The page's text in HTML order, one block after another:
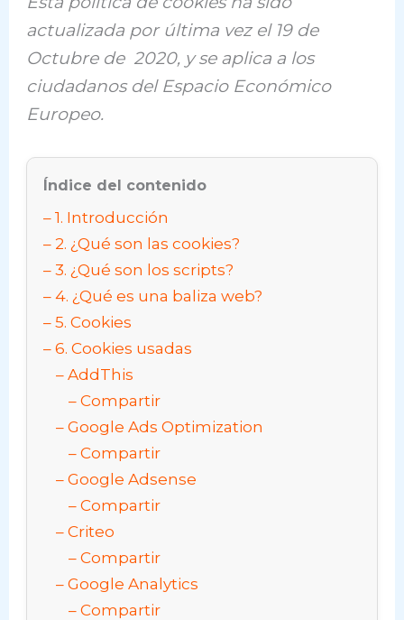
actualizada por última vez el 19 de
Octubre de 2020, y se aplica a los
ciudadanos del Espacio Económico
Europeo.
Índice del contenido
1. Introducción
2. ¿Qué son las cookies?
3. ¿Qué son los scripts?
4. ¿Qué es una baliza web?
5. Cookies
6. Cookies usadas
AddThis
Compartir
Google Ads Optimization
Compartir
Google Adsense
Compartir
Criteo
Compartir
Google Analytics
Compartir